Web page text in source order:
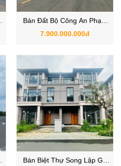
Bán Đất Bộ Công An Phạm
Hữu Lầu, Xã Nhà Bè, TPHCM
7.900.000.000đ
Bán Biệt Thự Song Lập GS